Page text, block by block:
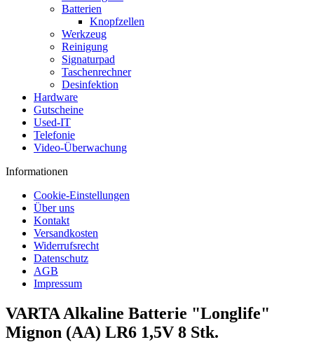
Batterien
Knopfzellen
Werkzeug
Reinigung
Signaturpad
Taschenrechner
Desinfektion
Hardware
Gutscheine
Used-IT
Telefonie
Video-Überwachung
Informationen
Cookie-Einstellungen
Über uns
Kontakt
Versandkosten
Widerrufsrecht
Datenschutz
AGB
Impressum
VARTA Alkaline Batterie "Longlife"
Mignon (AA) LR6 1,5V 8 Stk.